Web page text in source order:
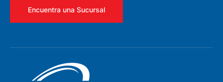
Encuentra una Sucursal